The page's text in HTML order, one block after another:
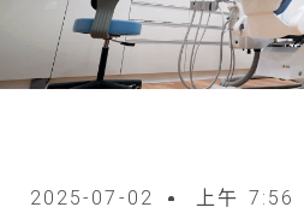
2025-07-02 上午 7:56